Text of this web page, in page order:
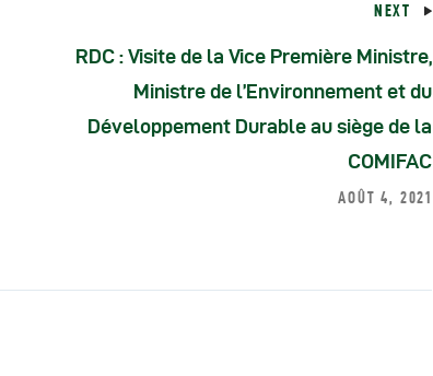
NEXT
RDC : Visite de la Vice Première Ministre,
Ministre de l’Environnement et du
Développement Durable au siège de la
COMIFAC
AOÛT 4, 2021